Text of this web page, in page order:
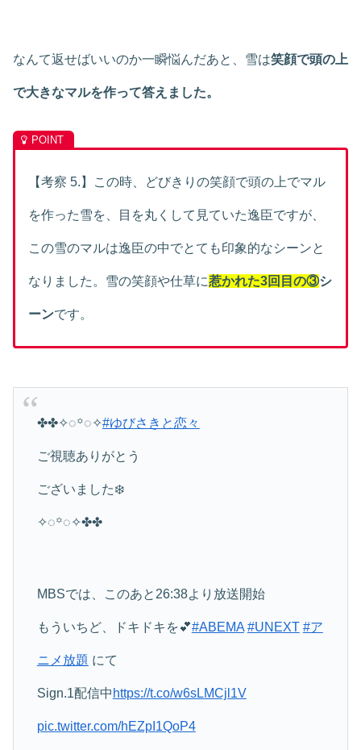
なんて返せばいいのか一瞬悩んだあと、雪は笑顔で頭の上
で大きなマルを作って答えました。
【考察 5.】この時、どびきりの笑顔で頭の上でマル
を作った雪を、目を丸くして見ていた逸臣ですが、
この雪のマルは逸臣の中でとても印象的なシーンと
なりました。雪の笑顔や仕草に惹かれた3回目の③シ
ーンです。
✤✤✧◌꙳◌✧#ゆびさきと恋々
ご視聴ありがとう
ございました❄️
✧◌꙳◌✧✤✤
MBSでは、このあと26:38より放送開始
もういちど、ドキドキを💕#ABEMA #UNEXT #ア
ニメ放題 にて
Sign.1配信中 https://t.co/w6sLMCjl1V
pic.twitter.com/hEZpI1QoP4